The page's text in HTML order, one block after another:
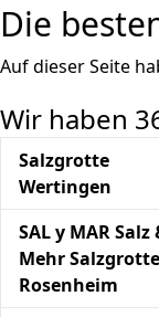
Die
Auf dieser Seite
Wir haben
Salzgrotte
Wertingen
SAL y MAR Salz
Mehr Salzgrotte
Rosenheim